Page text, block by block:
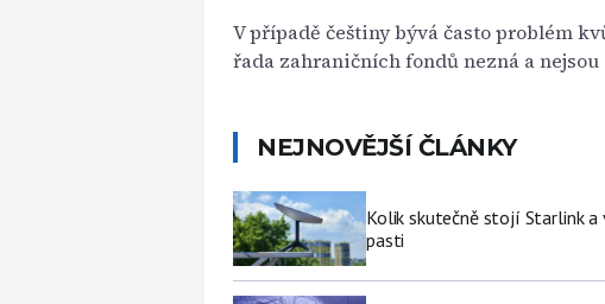
V případě češtiny bývá často problém
řada zahraničních fondů nezná a
NEJNOVĚJŠÍ ČLÁNKY
Kolik skutečně stojí Starlink a
pasti